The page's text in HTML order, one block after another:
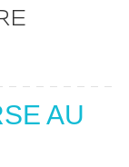
AU